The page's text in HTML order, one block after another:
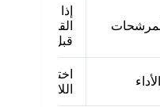
إذا لزم
القديمة
قبل
اختبار أداء
اللازمة.